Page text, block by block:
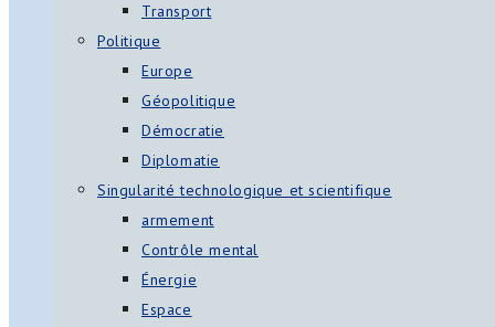
Transport
Politique
Europe
Géopolitique
Démocratie
Diplomatie
Singularité technologique et scientifique
armement
Contrôle mental
Énergie
Espace